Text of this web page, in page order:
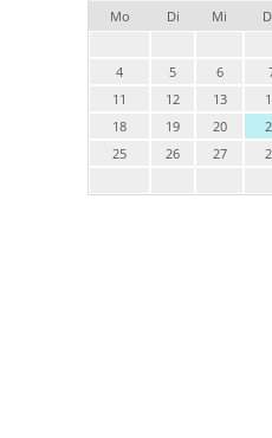
Mo Di Mi
4
5 6
11
12 13
18
19 20
25
26 27